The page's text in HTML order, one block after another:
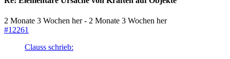
2 Monate 3 Wochen her- 2 Monate 3 Wochen her
#12261
Clauss schrieb: